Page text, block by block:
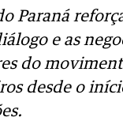
Paraná
e as
do
desde o